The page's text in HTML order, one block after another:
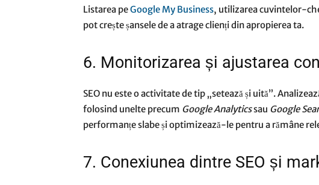
Listarea peGoogle My Business, utilizarea cuvintelor-
pot crește șansele de a atrage clienți din apropierea ta.
6. Monitorizarea și ajustarea
SEO nu este o activitate de tip „setează și uită”.
folosind unelte precum Google Analyticssau Google
performanțe slabe și optimizează-le pentru a rămâne
7. Conexiunea dintre SEO și